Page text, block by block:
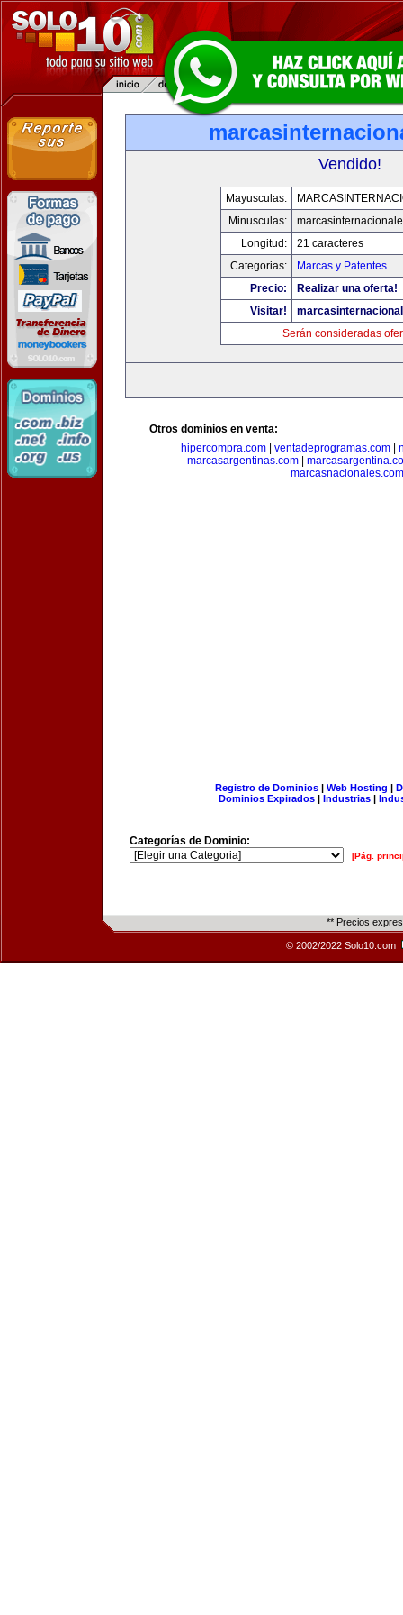
Vendido!
Mayusculas:
Minusculas:
Longitud:
21 caracteres
Categorias:
Marcas y Patentes
Precio:
Realizar una oferta!
Visitar!
Serán consideradas
Otros dominios en venta:
hipercompra.com
ventadeprogramas.com
marcasargentinas.com
marcasnacionales.com
Registro de Dominios| Web Hosting |
Dominios Expirados | Industrias |
Categorías de Dominio:
[Pág.
** Precios
© 2002/2022 Solo10.com